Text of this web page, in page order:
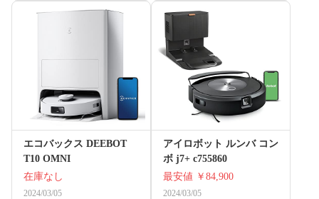
エコバックス DEEBOT
T10 OMNI
在庫なし
2024/03/05
アイロボット ルンバ コン
ボ j7+ c755860
最安値 ￥84,900
2024/03/05